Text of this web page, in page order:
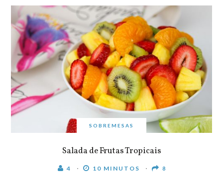
SOBREMESAS
Salada de Frutas Tropicais
4 10 MINUTOS 8